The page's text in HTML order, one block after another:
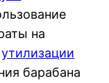
на
утилизации
барабана